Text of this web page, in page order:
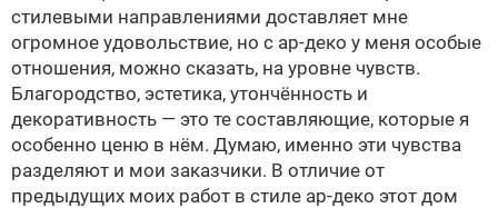
стилевыми направлениями доставляет мне
огромное удовольствие, но с ар-деко у меня особые
отношения, можно сказать, на уровне чувств.
Благородство, эстетика, утончённость и
декоративность — это те составляющие, которые я
особенно ценю в нём. Думаю, именно эти чувства
разделяют и мои заказчики. В отличие от
предыдущих моих работ в стиле ар-деко этот дом